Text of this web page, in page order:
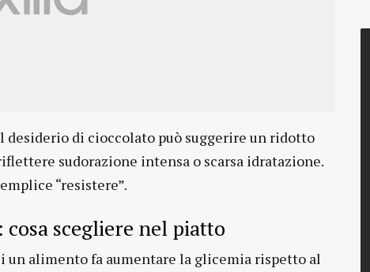
desiderio di cioccolato può suggerire un ridotto
sudorazione intensa o scarsa idratazione.
“resistere”.
scegliere nel piatto
un alimento fa aumentare la glicemia rispetto al